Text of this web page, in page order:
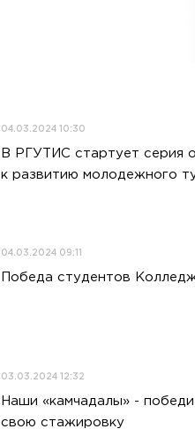
04.03.2024 10:30
В РГУТИС стартует серия
к развитию молодежного
04.03.2024 09:11
Победа студентов
03.03.2024 12:32
Наши «камчадалы» -
свою стажировку